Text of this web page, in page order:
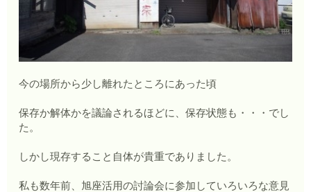
今の場所から少し離れたところにあった頃
保存か解体かを議論されるほどに、保存状態も・・・でし
た。
しかし現存すること自体が貴重でありました。
私も数年前、旭座活用の討論会に参加していろいろな意見